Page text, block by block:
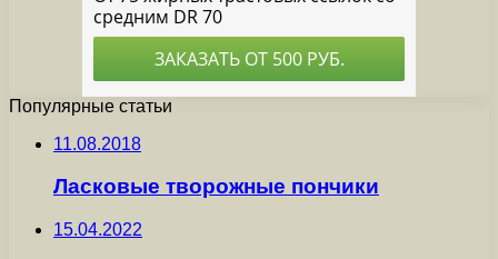
Популярные статьи
11.08.2018
Ласковые творожные пончики
15.04.2022